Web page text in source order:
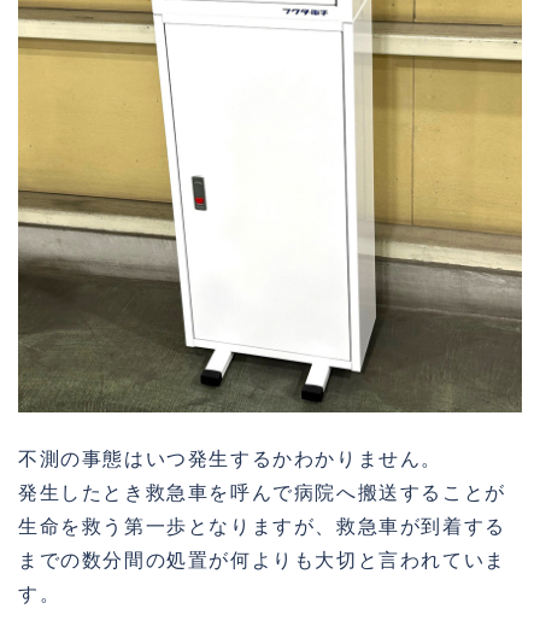
不測の事態はいつ発生するかわかりません。
発生したとき救急車を呼んで病院へ搬送することが
生命を救う第一歩となりますが、救急車が到着する
までの数分間の処置が何よりも大切と言われていま
す。